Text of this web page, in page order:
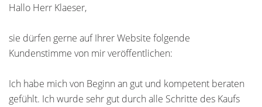
Hallo Herr Klaeser,
sie dürfen gerne auf Ihrer Website folgende
Kundenstimme von mir veröffentlichen:
Ich habe mich von Beginn an gut und kompetent beraten
gefühlt. Ich wurde sehr gut durch alle Schritte des Kaufs